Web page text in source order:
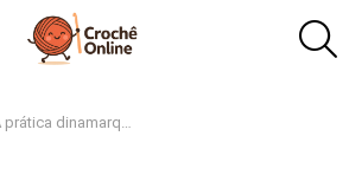
dinamarquesa mais eficaz para reduzir o estresse e dormir bem